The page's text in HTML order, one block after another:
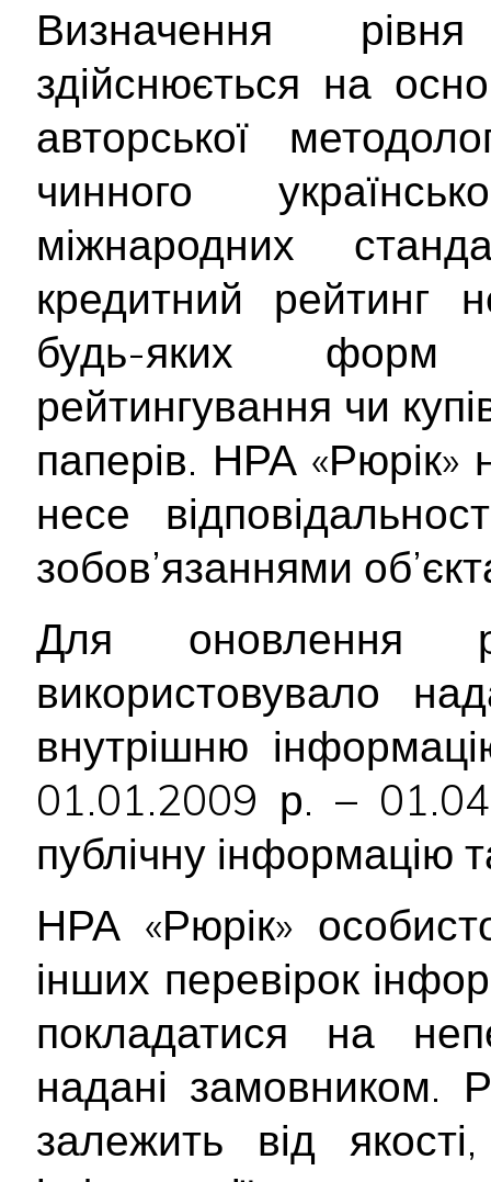
Визначення
здійснюється на
авторської
чинного
міжнародних
кредитний рейтинг
будь-яких форм
рейтингування чи
паперів. НРА «Рюрік»
несе
зобов’язаннями
Для оновлення
використовувало
внутрішню
01.01.2009 р. –
публічну інформацію
НРА «Рюрік»
інших перевірок
покладатися на
надані замовником.
залежить від